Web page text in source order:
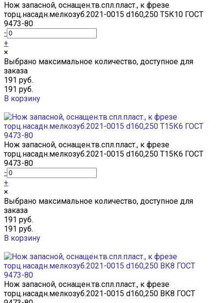
Нож запасной, оснащен.тв.спл.пласт., к фрезе
торц.насадн.мелкозуб.2021-0015 d160,250 Т5К10 ГОСТ
9473-80
-
+
×
Выбрано максимальное количество, доступное для
заказа
191 руб.
191 руб.
В корзину
Нож запасной, оснащен.тв.спл.пласт., к фрезе
торц.насадн.мелкозуб.2021-0015 d160,250 Т15К6 ГОСТ
9473-80
-
+
×
Выбрано максимальное количество, доступное для
заказа
191 руб.
191 руб.
В корзину
Нож запасной, оснащен.тв.спл.пласт., к фрезе
торц.насадн.мелкозуб.2021-0015 d160,250 ВК8 ГОСТ